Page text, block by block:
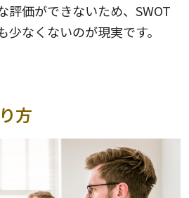
評価ができないため、SWOT
なくないのが現実です。
方